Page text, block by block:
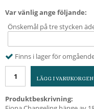
Var vänlig ange följande:
Önskemål på tre stycken
Finns i lager för
LÄGG I VARUKORGEN
Produktbeskrivning: